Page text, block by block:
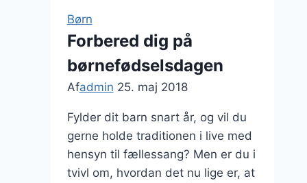
Børn
Forbered dig på
børnefødselsdagen
Afadmin 25. maj 2018
Fylder dit barn snart år, og vil du
gerne holde traditionen i live med
hensyn til fællessang? Men er du i
tvivl om, hvordan det nu lige er, at